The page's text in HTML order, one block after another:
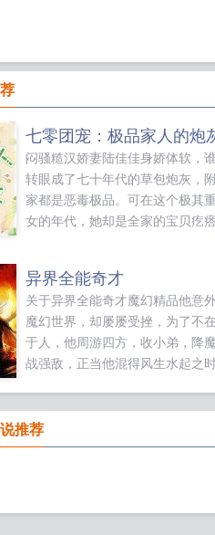
闷骚糙汉娇妻陆佳佳身娇体软，
转眼成了七十年代的草包炮灰，
家都是恶毒极品。可在这个极其
女的年代，她却是全家的宝贝疙
农活！陆佳佳我要王炸！陆佳佳一
开软饭男，顺便找了全村最有力
子。薛彦性格闷骚，面带凶气，
冷硬，一手就能将陆佳佳托起，
不放手各位书友要是觉得七零团
家人的炮灰娇娇女还不错的话请
记向您QQ群和微博里的朋友推荐
哦！...
异界全能奇才
关于异界全能奇才魔幻精品他意
魔幻世界，却屡屡受挫，为了不
于人，他周游四方，收小弟，降
战强敌，正当他混得风生水起之
银，黄金，白金，圣级。）最终卷
觉醒已经开启，请君品鉴！...
推荐